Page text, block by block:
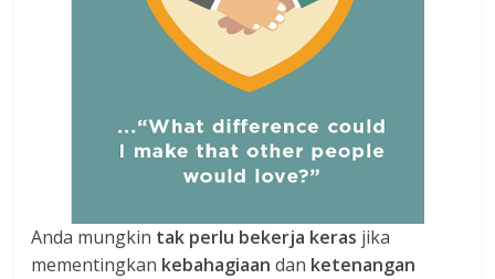
Anda mungkin tak perlu bekerja keras jika
mementingkan kebahagiaandan ketenangan